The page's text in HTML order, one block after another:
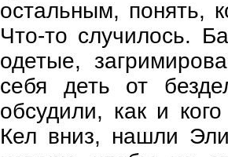
остальным, понять,
Что-то случилось.
одетые,
себя деть от
обсудили, как и
Кел вниз, нашли